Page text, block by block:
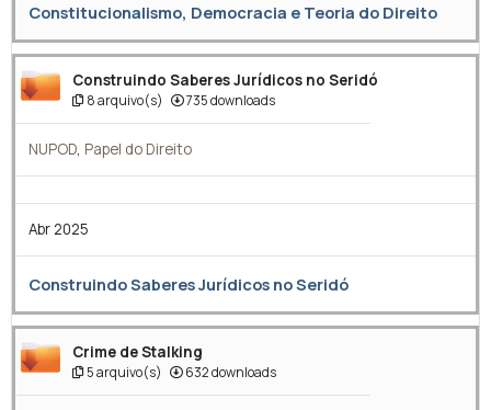
Constitucionalismo, Democracia e Teoria do Direito
Construindo Saberes Jurídicos no Seridó
8 arquivo(s) 735 downloads
NUPOD, Papel do Direito
Abr 2025
Construindo Saberes Jurídicos no Seridó
Crime de Stalking
5 arquivo(s) 632 downloads